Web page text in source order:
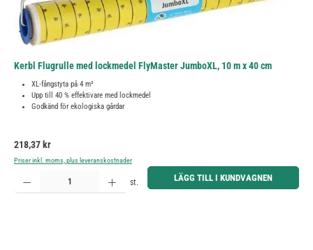
Kerbl Flugrulle med lockmedel FlyMaster JumboXL, 10 m x 40 cm
XL-fångstyta på 4 m²
Upp till 40 % effektivare med lockmedel
Godkänd för ekologiska gårdar
Ordinarie pris:
218,37 kr
Priser inkl. moms, plus leveranskostnader
Produktkvantitet: Ange önskat belopp eller använd knapparna för att öka eller minska kvantiteten.
st. LÄGG TILL I KUNDVAGNEN